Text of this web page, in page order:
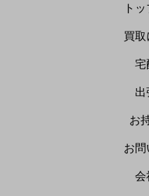
ト
買取
宅
出
お
お
会